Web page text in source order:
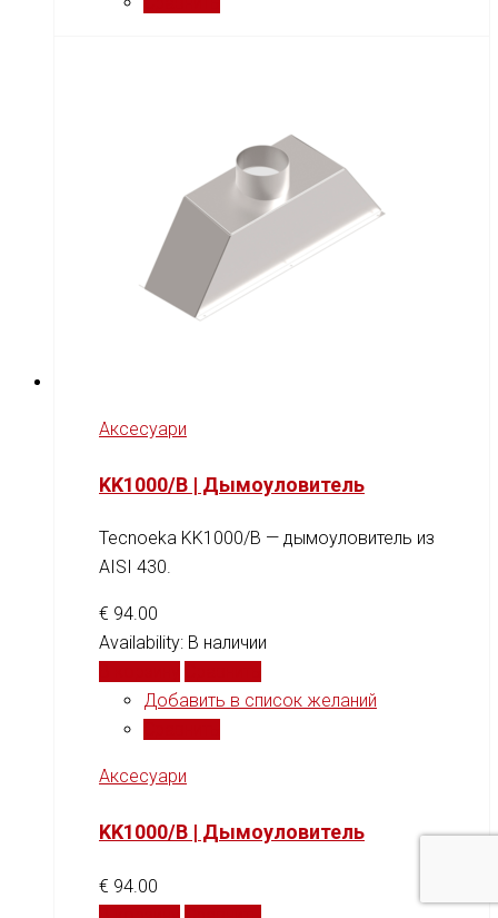
Аксесуари
KK1000/B | Дымоуловитель
Tecnoeka KK1000/B — дымоуловитель из
AISI 430.
€ 94.00
Availability: В наличии
Добавить в список желаний
Аксесуари
KK1000/B | Дымоуловитель
€ 94.00